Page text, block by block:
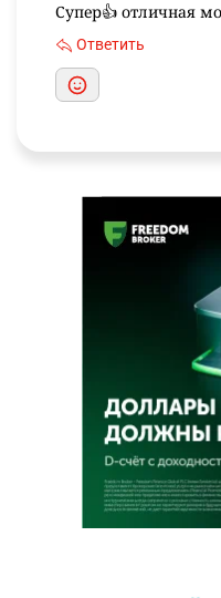
Супер👍 отличная
Ответить